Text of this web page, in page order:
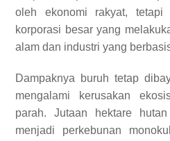
oleh ekonomi rakyat, tetapi
korporasi besar yang
alam dan industri yang
Dampaknya buruh tetap
mengalami kerusakan
parah. Jutaan hektare
menjadi perkebunan